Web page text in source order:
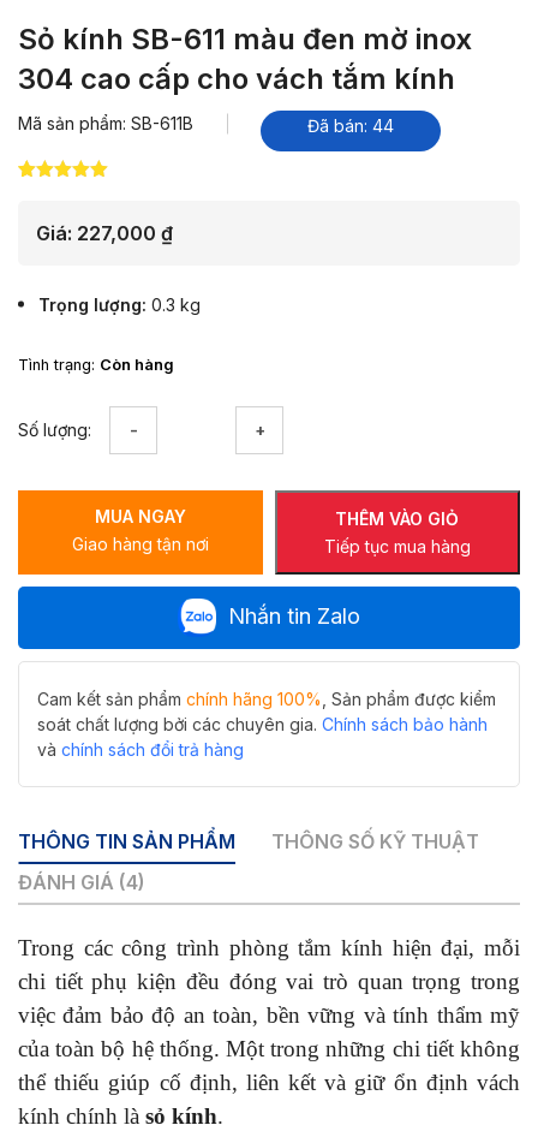
Sỏ kính SB-611 màu đen mờ inox
304 cao cấp cho vách tắm kính
Mã sản phẩm: SB-611B Đã bán: 44
đánh giá
Giá: 227,000 ₫
Trọng lượng 0.3 kg
Tình trạng: Còn hàng
Số lượng:
611
màu
đen
inox
304
cao
cho
vách
tắm
THÊM VÀO GIỎ
Tiếp tục mua hàng
MUA NGAY
Giao hàng tận nơi
Nhắn tin Zalo
Cam kết sản phẩm chính hãng 100% , Sản phẩm được kiểm
soát chất lượng bởi các chuyên gia. Chính sách bảo hành
và chính sách đổi trả hàng
THÔNG TIN SẢN PHẨM
THÔNG SỐ KỸ THUẬT
ĐÁNH GIÁ (4)
Trong các công trình phòng tắm kính hiện đại, mỗi
chi tiết phụ kiện đều đóng vai trò quan trọng trong
việc đảm bảo độ an toàn, bền vững và tính thẩm mỹ
của toàn bộ hệ thống. Một trong những chi tiết không
thể thiếu giúp cố định, liên kết và giữ ổn định vách
kính chính là sỏ kính.